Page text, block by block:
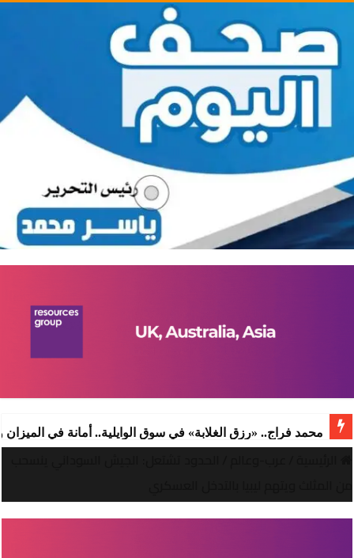
محمد فراج.. «رزق الغلابة» في سوق الوايلية.. أمانة في